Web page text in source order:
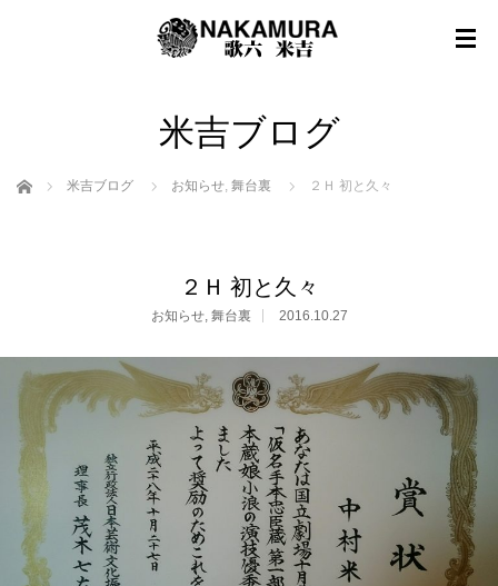
米吉ブログ
ホーム 米吉ブログ お知らせ, 舞台裏 ２Ｈ 初と久々
２Ｈ 初と久々
お知らせ, 舞台裏 2016.10.27